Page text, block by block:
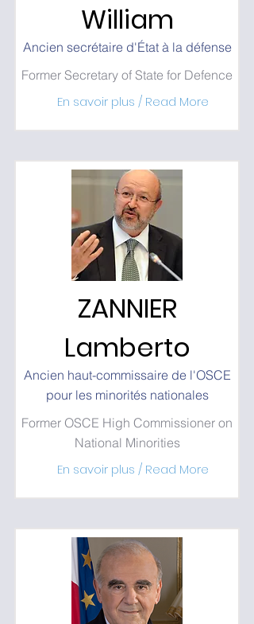
William
Ancien secrétaire d'État à la défense
Former Secretary of State for Defence
En savoir plus / Read More
ZANNIER
Lamberto
Ancien haut-commissaire de l'OSCE
pour les minorités nationales
Former OSCE High Commissioner on
National Minorities
En savoir plus / Read More